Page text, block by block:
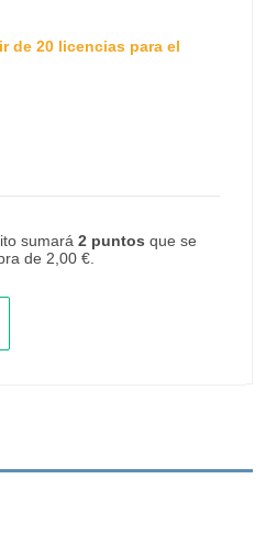
de 20 licencias para el
sumará 2 puntos que se
de 2,00 €.